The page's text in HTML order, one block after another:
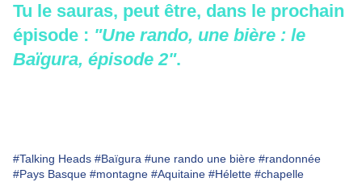
Tu le sauras, peut être, dans le prochain
épisode : "Une rando, une bière : le
Baïgura, épisode 2".
#Talking Heads #Baïgura #une rando une bière #randonnée
#Pays Basque #montagne #Aquitaine #Hélette #chapelle